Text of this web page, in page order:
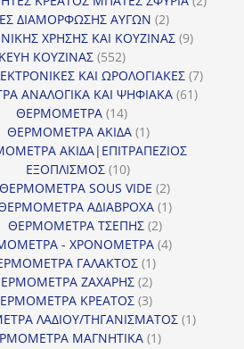
ΔΙΑΜΟΡΦΩΣΗΣ ΑΥΓΩΝ 22
προϊόντα
ΧΡΗΣΗΣ ΚΑΙ ΚΟΥΖΙΝΑΣ 99
ΚΟΥΖΙΝΑΣ 552552
προϊόντα
ΚΑΙ ΩΡΟΛΟΓΙΑΚΕΣ 77
ΑΝΑΛΟΓΙΚΑ ΚΑΙ ΨΗΦΙΑΚΑ 6161
ΘΕΡΜΟΜΕΤΡΑ 1414
προϊόντα
ΘΕΡΜΟΜΕΤΡΑ ΑΚΙΔΑ 11
προϊόν
ΑΚΙΔΑ|ΕΠΙΤΡΑΠΕΖΙΟΣ
ΕΞΟΠΛΙΣΜΟΣ 1010
προϊόντα
ΘΕΡΜΟΜΕΤΡΑ SOUS VIDE 22
προϊόντα
ΑΔΙΑΒΡΟΧΑ 11
ΘΕΡΜΟΜΕΤΡΑ ΤΣΕΠΗΣ 22
προϊόντα
- ΧΡΟΝΟΜΕΤΡΑ 44
ΓΑΛΑΚΤΟΣ 11
προϊόν
ΖΑΧΑΡΗΣ 22
προϊόντα
ΚΡΕΑΤΟΣ 33
προϊόντα
ΛΑΔΙΟΥ/ΤΗΓΑΝΙΣΜΑΤΟΣ 11
ΜΑΓΝΗΤΙΚΑ 11